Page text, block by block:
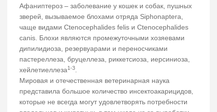
Афаниптероз – заболевание у кошек и собак, пушных
зверей, вызываемое блохами отряда Siphonaptera,
чаще видами Ctenocephalides felis и Ctenocephalides
canis. Блохи являются промежуточными хозяевами
дипилидиоза, резервуарами и переносчиками
пастереллеза, бруцеллеза, риккетсиоза, иерсиниоза,
хейлетиеллеза1-3.
Мировая и отечественная ветеринарная наука
представила большое количество инсектоакарицидов,
которые не всегда могут удовлетворять потребности